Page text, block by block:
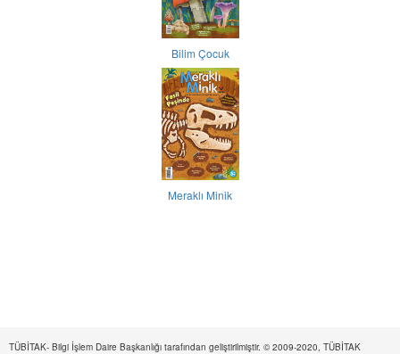
Bilim Çocuk
Meraklı Minik
TÜBİTAK- Bilgi İşlem Daire Başkanlığı tarafından geliştirilmiştir. © 2009-2020, TÜBİTAK